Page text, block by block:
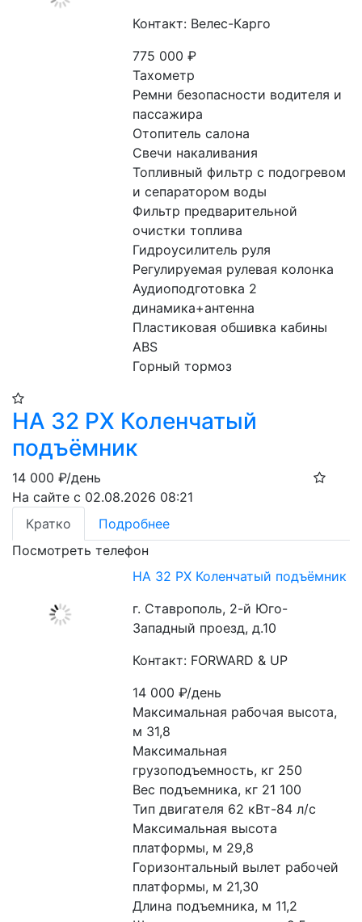
Контакт: Велес-Карго
775 000₽
Тахометр
Ремни безопасности водителя и
пассажира
Отопитель салона
Свечи накаливания
Топливный фильтр с подогревом
и сепаратором воды
Фильтр предварительной
очистки топлива
Гидроусилитель руля
Регулируемая рулевая колонка
Аудиоподготовка 2
динамика+антенна
Пластиковая обшивка кабины
ABS
Горный тормоз
HA 32 PX Коленчатый
подъёмник
14 000 ₽/день
На сайте с 02.08.2026 08:21
Кратко
Подробнее
Посмотреть телефон
HA 32 PX Коленчатый подъёмник
г. Ставрополь, 2-й Юго-
Западный проезд, д.10
Контакт: FORWARD & UP
14 000₽/день
Максимальная рабочая высота,
м 31,8
Максимальная
грузоподъемность, кг 250
Вес подъемника, кг 21 100
Тип двигателя 62 кВт-84 л/с
Максимальная высота
платформы, м 29,8
Горизонтальный вылет рабочей
платформы, м 21,30
Длина подъемника, м 11,2